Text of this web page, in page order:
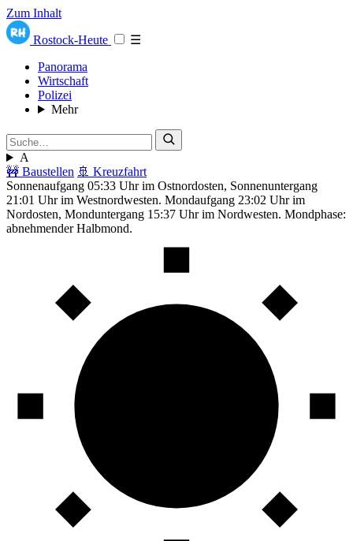
Zum Inhalt
Rostock-Heute
☰
Panorama
Wirtschaft
Polizei
Mehr
A
🚧 Baustellen 🚢 Kreuzfahrt
Sonnenaufgang 05:33 Uhr im Ostnordosten, Sonnenuntergang
21:01 Uhr im Westnordwesten. Mondaufgang 23:02 Uhr im
Nordosten, Monduntergang 15:37 Uhr im Nordwesten. Mondphase:
abnehmender Halbmond.